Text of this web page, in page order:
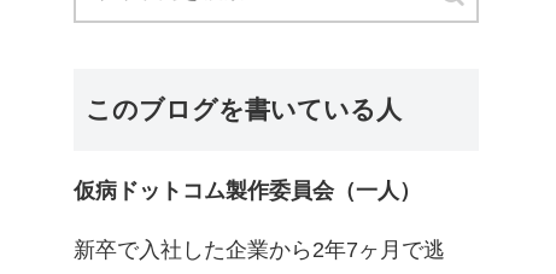
このブログを書いている人
仮病ドットコム製作委員会（一人）
新卒で入社した企業から2年7ヶ月で逃